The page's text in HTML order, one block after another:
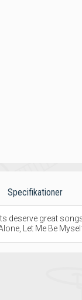
Specifikationer
deserve great
Let Me Be